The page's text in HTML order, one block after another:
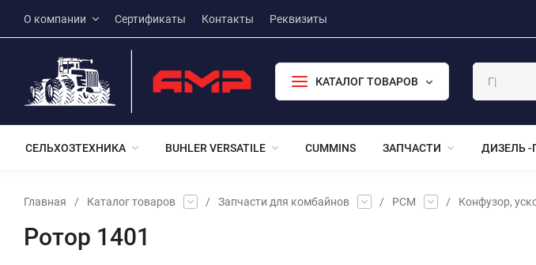
О компании Сертификаты Контакты Реквизиты
КАТАЛОГ ТОВАРОВ
СЕЛЬХОЗТЕХНИКА BUHLER VERSATILE CUMMINS ЗАПЧАСТИ ДИЗЕЛЬ -
Главная / Каталог товаров / Запчасти для комбайнов / РСМ / Конфузор,
Ротор 1401